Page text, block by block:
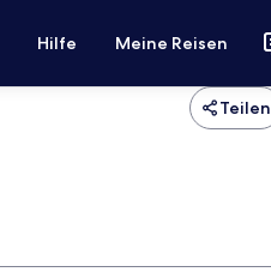
Hilfe Meine Reisen
Teilen